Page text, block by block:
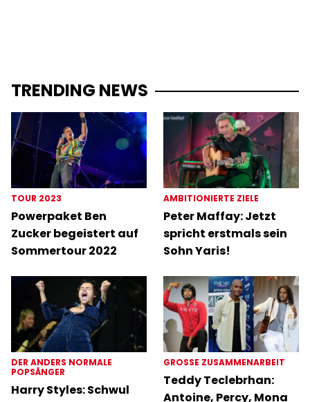
TRENDING NEWS
TOUR 2023
Powerpaket Ben
Zucker begeistert auf
Sommertour 2022
AMBITIONIERTE ZIELE
Peter Maffay: Jetzt
spricht erstmals sein
Sohn Yaris!
DER ANDERS NORMALE
POPSÄNGER
Harry Styles: Schwul
GROSSE ZUSAMMENARBEIT
Teddy Teclebrhan:
Antoine, Percy, Mona